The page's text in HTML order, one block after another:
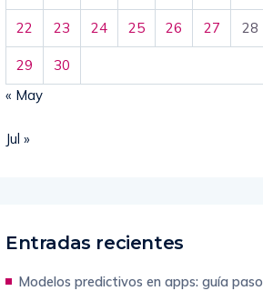
22 23 24 25 26 27 28
29
30
« May
Jul »
Entradas recientes
Modelos predictivos en apps: guía paso